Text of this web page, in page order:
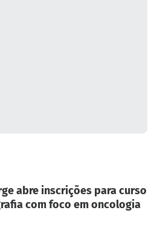
abre inscrições para curso
com foco em oncologia